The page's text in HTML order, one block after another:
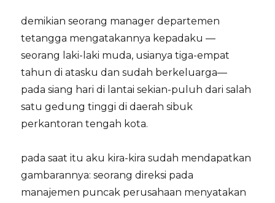
demikian seorang manager departemen
tetangga mengatakannya kepadaku —
seorang laki-laki muda, usianya tiga-empat
tahun di atasku dan sudah berkeluarga—
pada siang hari di lantai sekian-puluh dari salah
satu gedung tinggi di daerah sibuk
perkantoran tengah kota.
pada saat itu aku kira-kira sudah mendapatkan
gambarannya: seorang direksi pada
manajemen puncak perusahaan menyatakan